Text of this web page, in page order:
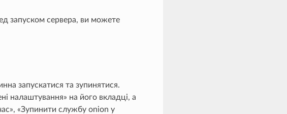
запуском сервера, ви можете
запускатися та зупинятися.
налаштування» на його вкладці, а
«Зупинити службу onion у